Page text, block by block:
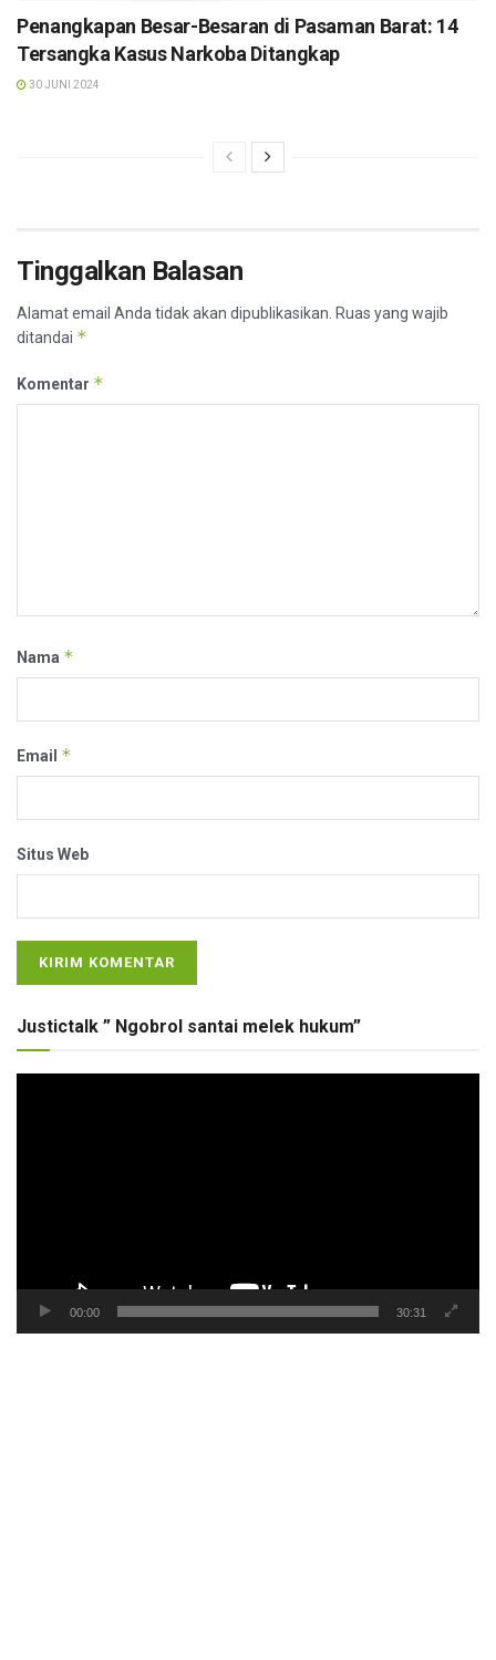
Penangkapan Besar-Besaran di Pasaman Barat: 14
Tersangka Kasus Narkoba Ditangkap
30 JUNI 2024
Tinggalkan Balasan
Alamat email Anda tidak akan dipublikasikan. Ruas yang wajib
ditandai *
Komentar *
Nama *
Email *
Situs Web
Justictalk ” Ngobrol santai melek hukum”
00:00 30:31